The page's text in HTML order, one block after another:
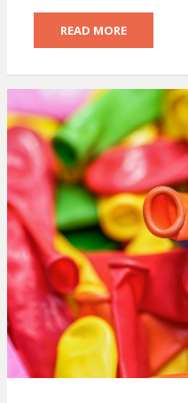
READ MORE